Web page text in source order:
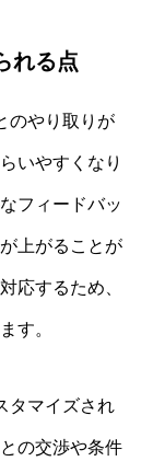
れる点
のやり取りが
いやすくなり
フィードバッ
上がることが
応するため、
す。
タマイズされ
の交渉や条件